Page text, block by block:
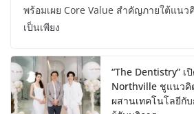
พร้อมเผย Core Value สำคัญภายใต้แนวคิ
เป็นเพียง
“The Dentistry” เ
Northville ชูแนวคิ
ผสานเทคโนโลยีกั